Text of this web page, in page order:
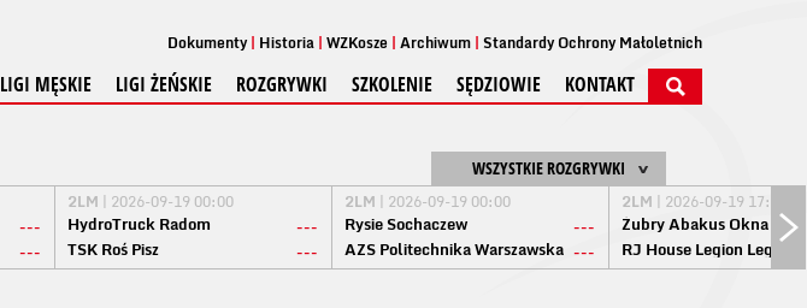
Dokumenty Historia WZKosze Archiwum Standardy Ochrony Małoletnich
LIGI MĘSKIE LIGI ŻEŃSKIE ROZGRYWKI SZKOLENIE SĘDZIOWIE KONTAKT
WSZYSTKIE ROZGRYWKI
---
---
2LM | 2026-09-19 00:00
HydroTruck Radom
---
TSK Roś Pisz
---
2LM | 2026-09-19 00:00
Rysie Sochaczew
---
AZS Politechnika Warszawska ---
2LM | 2026-09-19 17:00
Żubry Abakus Okna
RJ House Legion